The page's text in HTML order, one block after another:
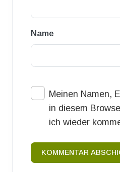
Name
Meinen Namen,
in diesem
ich wieder
KOMMENTAR